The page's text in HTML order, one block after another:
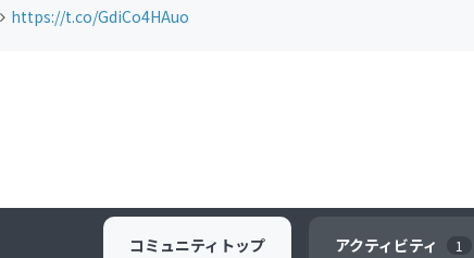
https://t.co/GdiCo4HAuo
コミュニティ トップ アクティビティ 1